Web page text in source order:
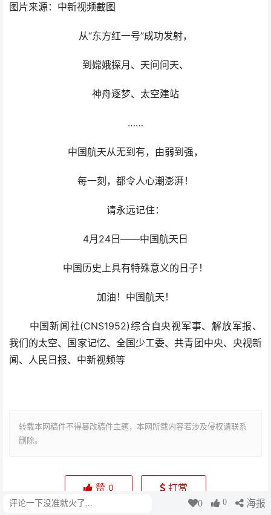
图片来源：中新视频截图
从“东方红一号”成功发射，
到嫦娥探月、天问问天、
神舟逐梦、太空建站
……
中国航天从无到有，由弱到强，
每一刻，都令人心潮澎湃！
请永远记住：
4月24日——中国航天日
中国历史上具有特殊意义的日子！
加油！中国航天！
中国新闻社(CNS1952)综合自央视军事、解放军报、
我们的太空、国家记忆、全国少工委、共青团中央、央视新
闻、人民日报、中新视频等
转载本网稿件不得篡改稿件主题，本网所载内容若涉及侵权请联系
删除。
赞 0 打赏
评论 0 0 海报